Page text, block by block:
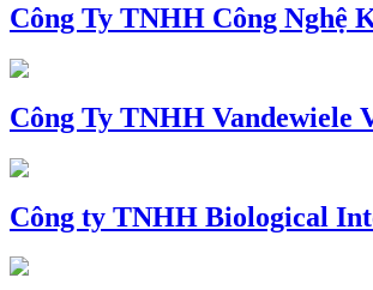
Công Ty TNHH Công Nghệ
Công Ty TNHH Vandewiele
Công ty TNHH Biological